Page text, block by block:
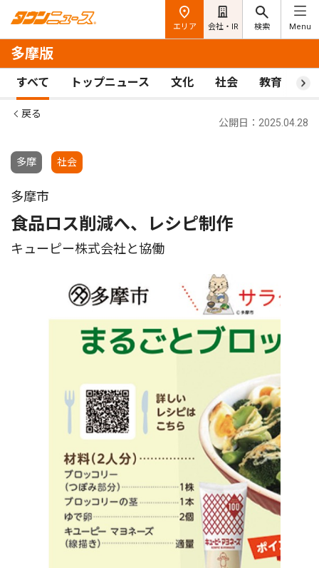
エリア 会社・IR 検索 Menu
多摩版
すべて トップニュース 文化 社会 教育 ス
戻る
多摩 社会
公開日：2025.04.28
多摩市
食品ロス削減へ、レシピ制作
キューピー株式会社と協働